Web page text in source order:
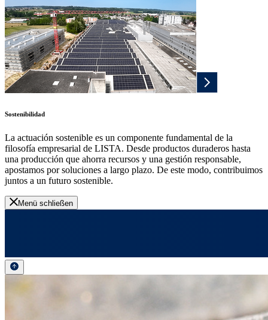
Sostenibilidad
La actuación sostenible es un componente fundamental de la
filosofía empresarial de LISTA. Desde productos duraderos hasta
una producción que ahorra recursos y una gestión responsable,
apostamos por soluciones a largo plazo. De este modo, contribuimos
juntos a un futuro sostenible.
Menü schließen